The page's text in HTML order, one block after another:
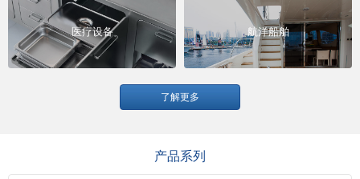
医疗设备 航洋船舶
了解更多
产品系列